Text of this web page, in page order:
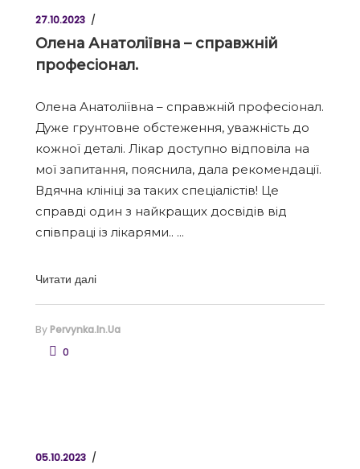
27.10.2023
Олена Анатоліївна – справжній
професіонал.
Олена Анатоліївна – справжній професіонал.
Дуже грунтовне обстеження, уважність до
кожної деталі. Лікар доступно відповіла на
мої запитання, пояснила, дала рекомендації.
Вдячна клініці за таких спеціалістів! Це
справді один з найкращих досвідів від
співпраці із лікарями..
Читати далі
By Pervynka.in.ua
0
05.10.2023